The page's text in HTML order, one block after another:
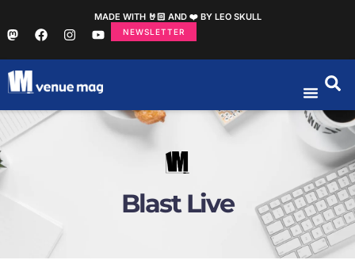
MADE WITH 🤘🏻 AND ❤️ BY LEO SKULL
NEWSLETTER
Blast Live